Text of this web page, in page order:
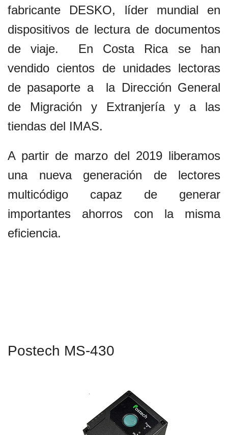
fabricante DESKO, líder mundial en
dispositivos de lectura de documentos
de viaje. En Costa Rica se han
vendido cientos de unidades lectoras
de pasaporte a la Dirección General
de Migración y Extranjería y a las
tiendas del IMAS.
A partir de marzo del 2019 liberamos
una nueva generación de lectores
multicódigo capaz de generar
importantes ahorros con la misma
eficiencia.
Postech MS-430